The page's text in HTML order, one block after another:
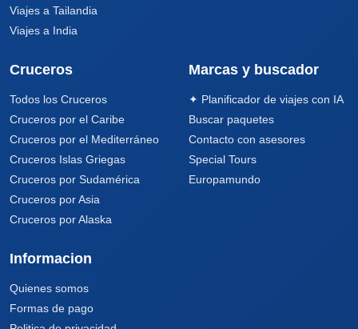
Viajes a Tailandia
Viajes a India
Cruceros
Todos los Cruceros
Cruceros por el Caribe
Cruceros por el Mediterráneo
Cruceros Islas Griegas
Cruceros por Sudamérica
Cruceros por Asia
Cruceros por Alaska
Marcas y buscador
✦ Planificador de viajes con IA
Buscar paquetes
Contacto con asesores
Special Tours
Europamundo
Informacion
Quienes somos
Formas de pago